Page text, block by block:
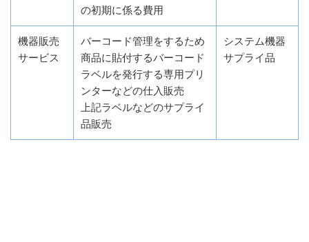
の初期に係る費用
機器販売
サービス
バーコード管理をするため
商品に貼付するバーコード
ラベルを発行する専用プリ
ンターなどの仕入販売
上記ラベルなどのサプライ
品販売
システム機器
サプライ品